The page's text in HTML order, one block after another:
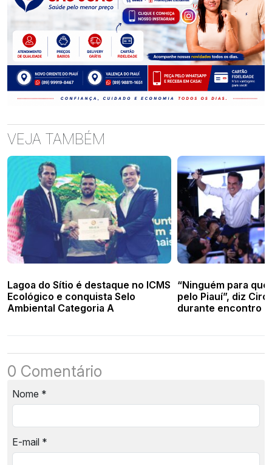
VEJA TAMBÉM
Lagoa do Sítio é destaque no ICMS
Ecológico e conquista Selo
Ambiental Categoria A
“Ninguém para
pelo Piauí”, diz
durante encontro
0 Comentário
Nome *
E-mail *